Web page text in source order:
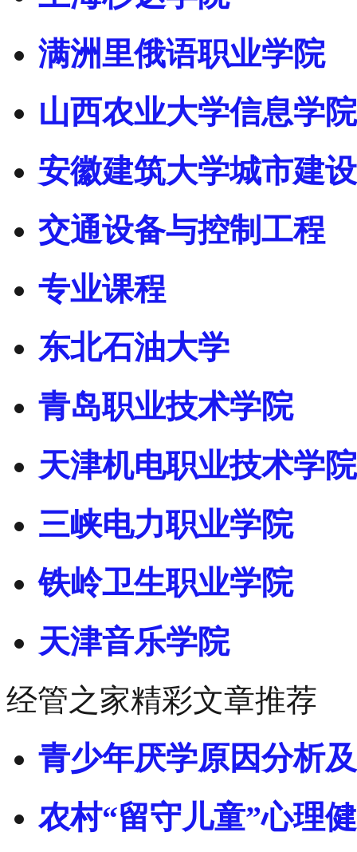
满洲里俄语职业学院
山西农业大学信息学院
安徽建筑大学城市建
交通设备与控制工程
专业课程
东北石油大学
青岛职业技术学院
天津机电职业技术学院
三峡电力职业学院
铁岭卫生职业学院
天津音乐学院
经管之家精彩文章推荐
青少年厌学原因分析
农村“留守儿童”心理